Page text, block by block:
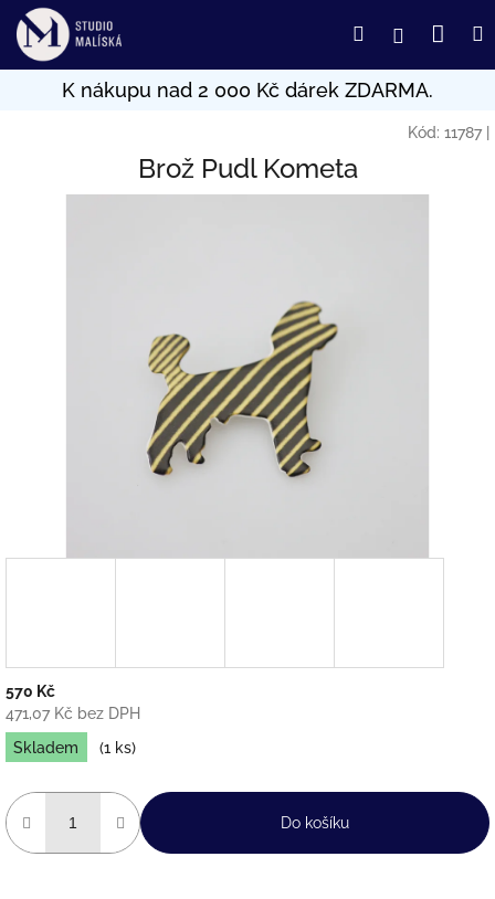
Přejít
obsah
HledatPřihlášení
Kód: 11787
Brož Pudl Kometa
570 Kč
471,07 Kč bez DPH
Měrná
cena:
Skladem (1 ks)
Do košíku